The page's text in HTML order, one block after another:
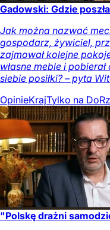
Gadowski: Gdzie
Jak można nazwać
gospodarz, żywiciel,
zajmował kolejne
własne meble i
siebie posiłki? – pyta
OpinieKrajTylko na
"Polskę drażni